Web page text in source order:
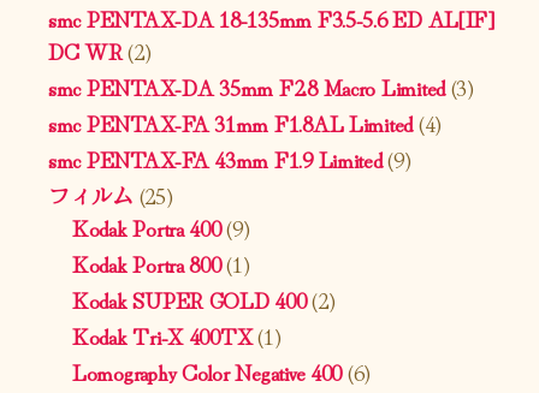
smc PENTAX-DA 18-135mm F3.5-5.6 ED AL[IF]
DC WR(2)
smc PENTAX-DA 35mm F2.8 Macro Limited(3)
smc PENTAX-FA 31mm F1.8AL Limited(4)
smc PENTAX-FA 43mm F1.9 Limited(9)
フィルム (25)
Kodak Portra 400(9)
Kodak Portra 800(1)
Kodak SUPER GOLD 400(2)
Kodak Tri-X 400TX(1)
Lomography Color Negative 400(6)